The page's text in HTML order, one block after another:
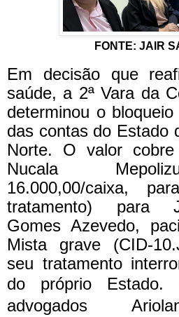
FONTE: JAIR
Em decisão que
saúde, a 2ª Vara da
determinou o
das contas do Estado
Norte. O valor
Nucala
16.000,00/caixa,
tratamento) para
Gomes Azevedo,
Mista grave (CID-
seu tratamento
do próprio Estado.
advogados